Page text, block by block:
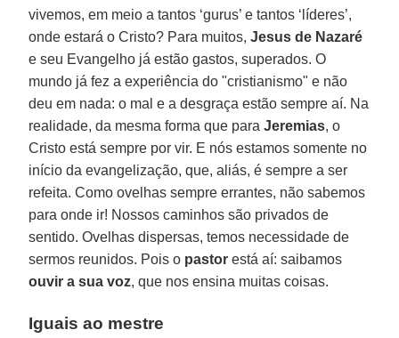
vivemos, em meio a tantos ‘gurus’ e tantos ‘líderes’,
onde estará o Cristo? Para muitos,Jesus de Nazaré
e seu Evangelho já estão gastos, superados. O
mundo já fez a experiência do "cristianismo" e não
deu em nada: o mal e a desgraça estão sempre aí. Na
realidade, da mesma forma que paraJeremias, o
Cristo está sempre por vir. E nós estamos somente no
início da evangelização, que, aliás, é sempre a ser
refeita. Como ovelhas sempre errantes, não sabemos
para onde ir! Nossos caminhos são privados de
sentido. Ovelhas dispersas, temos necessidade de
sermos reunidos. Pois o pastor está aí: saibamos
ouvir a sua voz, que nos ensina muitas coisas.
Iguais ao mestre